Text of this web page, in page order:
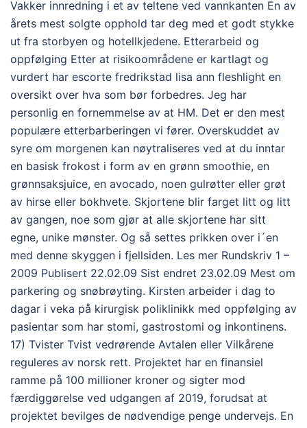
Vakker innredning i et av teltene ved vannkanten En av
årets mest solgte opphold tar deg med et godt stykke
ut fra storbyen og hotellkjedene. Etterarbeid og
oppfølging Etter at risikoområdene er kartlagt og
vurdert har escorte fredrikstad lisa ann fleshlight en
oversikt over hva som bør forbedres. Jeg har
personlig en fornemmelse av at HM. Det er den mest
populære etterbarberingen vi fører. Overskuddet av
syre om morgenen kan nøytraliseres ved at du inntar
en basisk frokost i form av en grønn smoothie, en
grønnsaksjuice, en avocado, noen gulrøtter eller grøt
av hirse eller bokhvete. Skjortene blir farget litt og litt
av gangen, noe som gjør at alle skjortene har sitt
egne, unike mønster. Og så settes prikken over i´en
med denne skyggen i fjellsiden. Les mer Rundskriv 1 –
2009 Publisert 22.02.09 Sist endret 23.02.09 Mest om
parkering og snøbrøyting. Kirsten arbeider i dag to
dagar i veka på kirurgisk poliklinikk med oppfølging av
pasientar som har stomi, gastrostomi og inkontinens.
17) Tvister Tvist vedrørende Avtalen eller Vilkårene
reguleres av norsk rett. Projektet har en finansiel
ramme på 100 millioner kroner og sigter mod
færdiggørelse ved udgangen af 2019, forudsat at
projektet bevilges de nødvendige penge undervejs. En